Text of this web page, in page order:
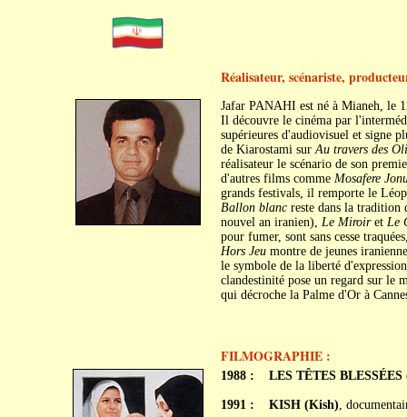
Réalisateur, scénariste,
Jafar PANAHI est né à Mianeh, le
Il découvre le cinéma par
supérieures d'audiovisuel et signe
de Kiarostami surAu travers des
réalisateur le scénario de son
d'autres films comme Mosafere
grands festivals, il remporte le
Ballon blancreste dans la tradition
nouvel an iranien), Le Miroiret Le
pour fumer, sont sans cesse
Hors Jeumontre de jeunes
le symbole de la liberté
clandestinité pose un regard sur le
qui décroche la Palme d'Or à
FILMOGRAPHIE :
1988 :
1991 :
LES TÊTES
KISH (Kish),